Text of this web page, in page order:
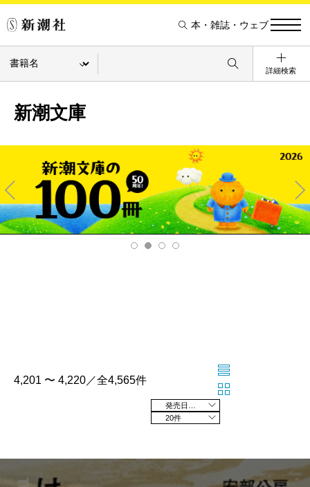
本・雑誌・ウェブ
詳細検索
新潮文庫
Pre
v
Ne
xt
4,201 〜 4,220／全4,565件
20件